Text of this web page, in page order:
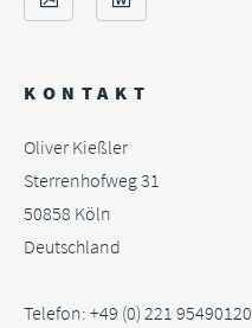
KONTAKT
Oliver Kießler
Sterrenhofweg 31
50858 Köln
Deutschland
Telefon: +49 (0) 221 95490120